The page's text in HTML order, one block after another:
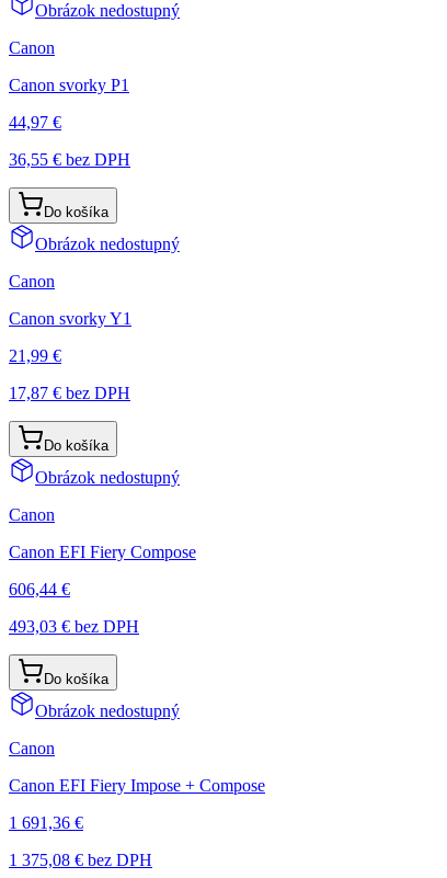
Obrázok nedostupný
Canon
Canon svorky P1
44,97 €
36,55 € bez DPH
Do košíka
Obrázok nedostupný
Canon
Canon svorky Y1
21,99 €
17,87 € bez DPH
Do košíka
Obrázok nedostupný
Canon
Canon EFI Fiery Compose
606,44 €
493,03 € bez DPH
Do košíka
Obrázok nedostupný
Canon
Canon EFI Fiery Impose + Compose
1 691,36 €
1 375,08 € bez DPH